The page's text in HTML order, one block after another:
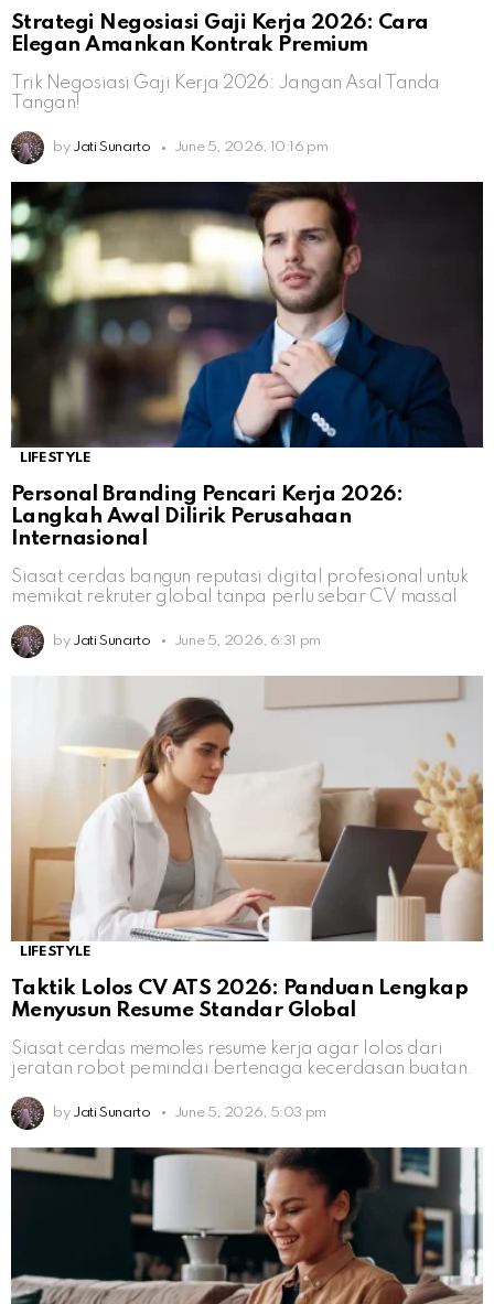
Strategi Negosiasi Gaji Kerja 2026: Cara
Elegan Amankan Kontrak Premium
Trik Negosiasi Gaji Kerja 2026: Jangan Asal Tanda
Tangan!
by Jati Sunarto June 5, 2026, 10:16 pm
LIFESTYLE
Personal Branding Pencari Kerja 2026:
Langkah Awal Dilirik Perusahaan
Internasional
Siasat cerdas bangun reputasi digital profesional untuk
memikat rekruter global tanpa perlu sebar CV massal
by Jati Sunarto June 5, 2026, 6:31 pm
LIFESTYLE
Taktik Lolos CV ATS 2026: Panduan Lengkap
Menyusun Resume Standar Global
Siasat cerdas memoles resume kerja agar lolos dari
jeratan robot pemindai bertenaga kecerdasan buatan.
by Jati Sunarto June 5, 2026, 5:03 pm